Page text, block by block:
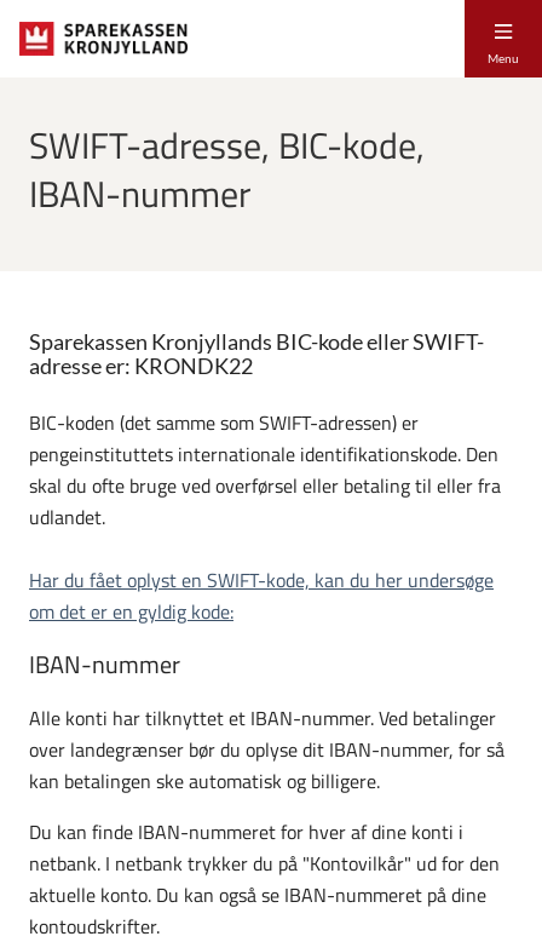
Menu
SWIFT-adresse, BIC-kode,
IBAN-nummer
Sparekassen Kronjyllands BIC-kode eller SWIFT-
adresse er: KRONDK22
BIC-koden (det samme som SWIFT-adressen) er
pengeinstituttets internationale identifikationskode. Den
skal du ofte bruge ved overførsel eller betaling til eller fra
udlandet.
Har du fået oplyst en SWIFT-kode, kan du her undersøge
om det er en gyldig kode:
IBAN-nummer
Alle konti har tilknyttet et IBAN-nummer. Ved betalinger
over landegrænser bør du oplyse dit IBAN-nummer, for så
kan betalingen ske automatisk og billigere.
Du kan finde IBAN-nummeret for hver af dine konti i
netbank. I netbank trykker du på "Kontovilkår" ud for den
aktuelle konto. Du kan også se IBAN-nummeret på dine
kontoudskrifter.